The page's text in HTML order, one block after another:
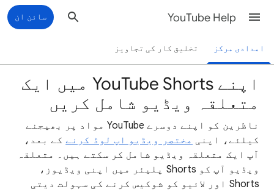
YouTube Help سائن ان
امدادی مرکز تخلیق کار کی تجاویز
اپنے YouTube Shorts میں ایک
متعلقہ ویڈیو شامل کریں
ناظرین کو اپنے دوسرے YouTube مواد پر بھیجنے
کیلئے، اپنی مختصر ویڈیو اپ لوڈ کرنےکے بعد،
آپ ایک متعلقہ ویڈیو شامل کر سکتے ہیں۔ متعلقہ
ویڈیو آپ کو Shorts پلیئر میں اپنی ویڈیوز،
Shorts اور لائیو کو شوکیس کرنے کی سہولت دیتی